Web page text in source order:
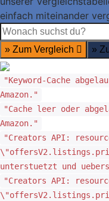
einfach miteinander
Suchen
» Zum Vergleich
»
"Keyword-Cache
Amazon."
"Cache leer oder
Amazon."
"Creators API:
unterstuetzt und
"Creators API: